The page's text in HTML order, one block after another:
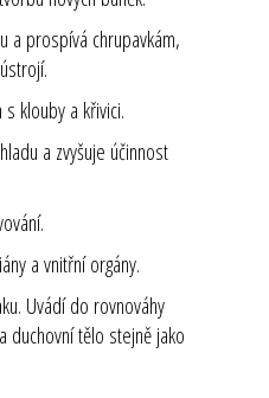
a prospívá chrupavkám,
klouby a křivici.
a zvyšuje účinnost
a vnitřní orgány.
Uvádí do rovnováhy
duchovní tělo stejně jako